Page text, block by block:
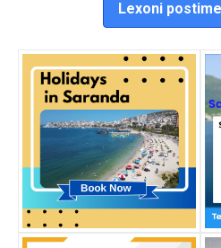
Lexoni